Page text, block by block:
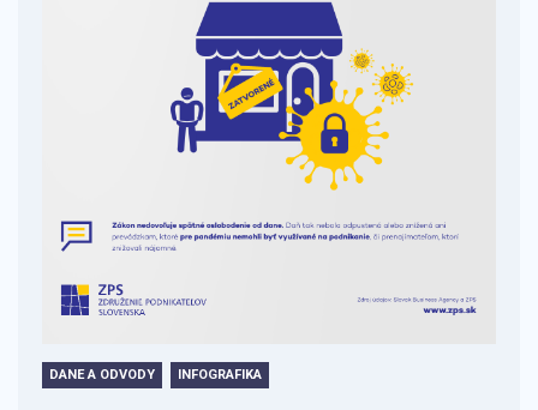
DANE A ODVODY INFOGRAFIKA